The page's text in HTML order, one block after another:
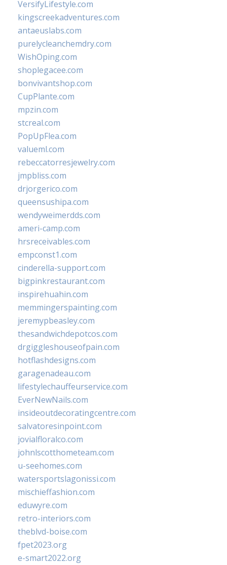
VersifyLifestyle.com
kingscreekadventures.com
antaeuslabs.com
purelycleanchemdry.com
WishOping.com
shoplegacee.com
bonvivantshop.com
CupPlante.com
mpzin.com
stcreal.com
PopUpFlea.com
valueml.com
rebeccatorresjewelry.com
jmpbliss.com
drjorgerico.com
queensushipa.com
wendyweimerdds.com
ameri-camp.com
hrsreceivables.com
empconst1.com
cinderella-support.com
bigpinkrestaurant.com
inspirehuahin.com
memmingerspainting.com
jeremypbeasley.com
thesandwichdepotcos.com
drgiggleshouseofpain.com
hotflashdesigns.com
garagenadeau.com
lifestylechauffeurservice.com
EverNewNails.com
insideoutdecoratingcentre.com
salvatoresinpoint.com
jovialfloralco.com
johnlscotthometeam.com
u-seehomes.com
watersportslagonissi.com
mischieffashion.com
eduwyre.com
retro-interiors.com
theblvd-boise.com
fpet2023.org
e-smart2022.org